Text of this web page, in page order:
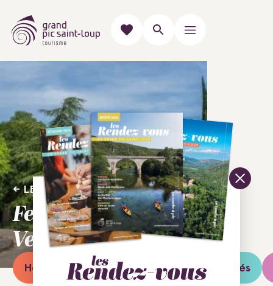
LES VILLAGES
Ferrières-les-
Verreries
Hébergements Restaurants Activités